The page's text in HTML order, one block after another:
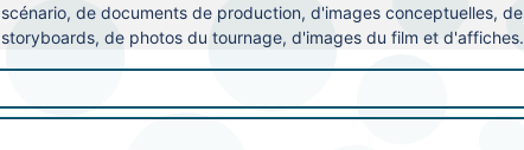
scénario, de documents de production, d'images conceptuelles, de
storyboards, de photos du tournage, d'images du film et d'affiches.